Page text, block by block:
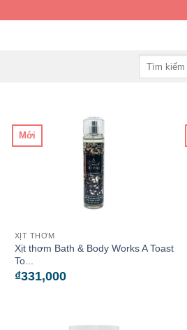
Mới
XỊT THƠM
Xịt thơm Bath & Body Works A Toast
To...
₫331,000